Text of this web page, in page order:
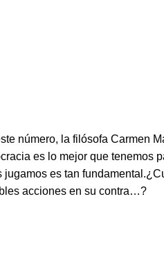
número, la filósofa Carmen
es lo mejor que tenemos
es tan
acciones en su contra…?